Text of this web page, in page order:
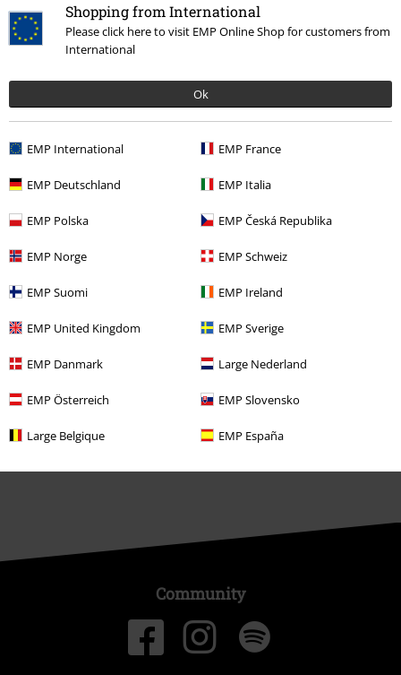
Shopping from International
Please click here to visit EMP Online Shop for customers from
International
Ok
EMP International EMP France
EMP Deutschland EMP Italia
EMP Polska EMP Česká Republika
EMP Norge EMP Schweiz
EMP Suomi EMP Ireland
EMP United Kingdom EMP Sverige
EMP Danmark Large Nederland
EMP Österreich EMP Slovensko
Large Belgique EMP España
Returner en vare
Betalingsmåter
Tilbud til deg
Konkurranser
Gavekort
Om EMP
Partnerprogrammer
Bærekraftighet
Community